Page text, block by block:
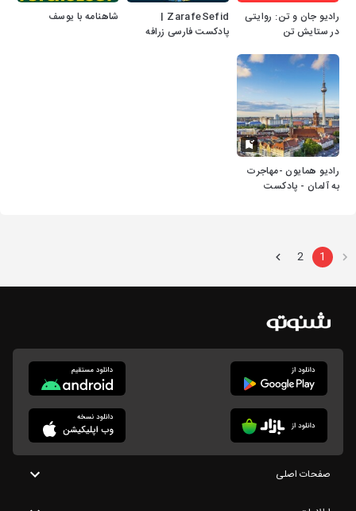
رادیو جان و تن: روایتی
در ستایش تن
ZarafeSefid |
پادکست فارسی زرافه
شاهنامه با یوسف
رادیو همایون -مهاجرت
به آلمان - پادکست
1
2
صفحات اصلی